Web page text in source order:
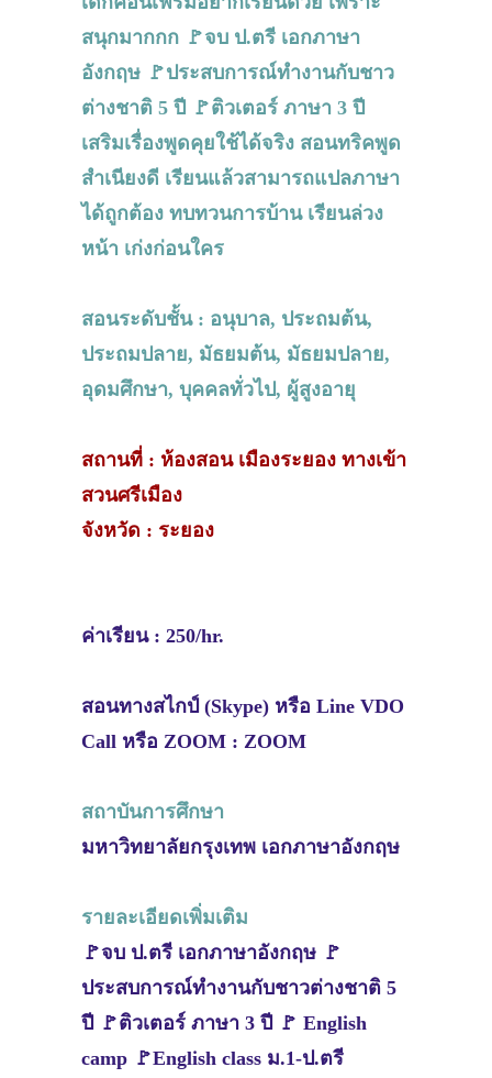
สนุกมากกก 🚩จบ ป.ตรี เอกภาษา
อังกฤษ 🚩ประสบการณ์ทำงานกับชาว
ต่างชาติ 5 ปี 🚩ติวเตอร์ ภาษา 3 ปี
เสริมเรื่องพูดคุยใช้ได้จริง สอนทริคพูด
สำเนียงดี เรียนแล้วสามารถแปลภาษา
ได้ถูกต้อง ทบทวนการบ้าน เรียนล่วง
หน้า เก่งก่อนใคร
สอนระดับชั้น : อนุบาล, ประถมต้น,
ประถมปลาย, มัธยมต้น, มัธยมปลาย,
อุดมศึกษา, บุคคลทั่วไป, ผู้สูงอายุ
สถานที่ : ห้องสอน เมืองระยอง ทางเข้า
สวนศรีเมือง
จังหวัด : ระยอง
ค่าเรียน : 250/hr.
สอนทางสไกป์ (Skype) หรือ Line VDO
Call หรือ ZOOM : ZOOM
สถาบันการศึกษา
มหาวิทยาลัยกรุงเทพ เอกภาษาอังกฤษ
รายละเอียดเพิ่มเติม
🚩จบ ป.ตรี เอกภาษาอังกฤษ 🚩
ประสบการณ์ทำงานกับชาวต่างชาติ 5
ปี 🚩ติวเตอร์ ภาษา 3 ปี 🚩 English
camp 🚩English class ม.1-ป.ตรี